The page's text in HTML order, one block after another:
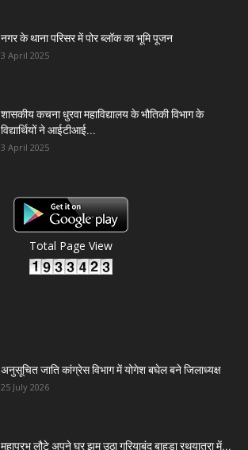
नगर के थाना परिसर में पोर ब्लॉक का भूमि पूजन
3 April 2025
शासकीय कचना धुरवा महाविद्यालय के भौतिकी विभाग के
विद्यार्थियों ने आईटीआई...
3 April 2025
Total Page View
अनुसूचित जाति कांग्रेस विभाग में योगेश बघेल बने जिलाध्यक्ष
25 July 2026
महाप्रभु लौटे अपने घर झूम उठा गरियाबंद बाहुड़ा रथयात्रा में...